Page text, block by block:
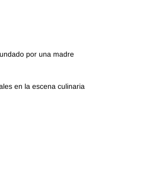
por una madre
en la escena culinaria